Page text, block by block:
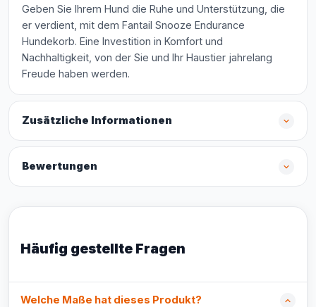
Geben Sie Ihrem Hund die Ruhe und Unterstützung, die
er verdient, mit dem Fantail Snooze Endurance
Hundekorb. Eine Investition in Komfort und
Nachhaltigkeit, von der Sie und Ihr Haustier jahrelang
Freude haben werden.
Zusätzliche Informationen
Bewertungen
Häufig gestellte Fragen
Welche Maße hat dieses Produkt?